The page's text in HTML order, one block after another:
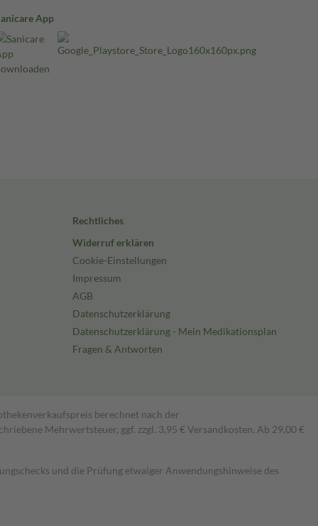
App
Rechtliches
Widerruf erklären
Cookie-Einstellungen
Impressum
AGB
Datenschutzerklärung
Datenschutzerklärung - Mein Medikationsplan
Fragen & Antworten
berechnet nach der
Mehrwertsteuer, ggf. zzgl. 3,95 € Versandkosten. Ab 29,00 €
und die Prüfung etwaiger Anwendungshinweise des